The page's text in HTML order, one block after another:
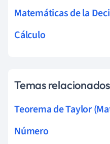
Matemáticas de la
Cálculo
Temas
Teorema de Taylor
Número